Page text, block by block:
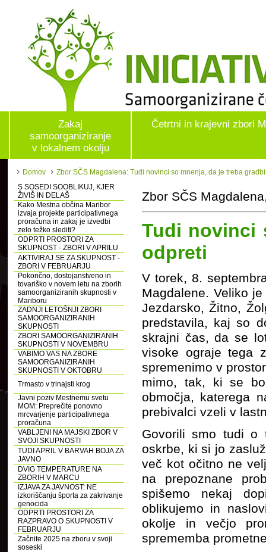
Zakaj
samoorganiziranje
v lokalnem okolju
Četrtni in krajevni zbori
Domov
Zbor SČS Magdalena: Tudi novinci so mnenja, da je treba
S SOSEDI SOOBLIKUJ, KJER
ŽIVIŠ IN DELAŠ
Kako Mestna občina Maribor
izvaja projekte participativnega
proračuna in zakaj je izvedbi
zelo težko slediti?
ODPRTI PROSTORI ZA
SKUPNOST - ZBORI V APRILU
AKTIVIRAJ SE ZA SKUPNOST -
ZBORI V FEBRUARJU
Pokončno, dostojanstveno in
tovariško v novem letu na zborih
samoorganiziranih skupnosti v
Mariboru
ZADNJI LETOŠNJI ZBORI
SAMOORGANIZIRANIH
SKUPNOSTI
ZBORI SAMOORGANIZIRANIH
SKUPNOSTI V NOVEMBRU
VABIMO VAS NA ZBORE
SAMOORGANIZIRANIH
SKUPNOSTI V OKTOBRU
Trmasto v trinajsti krog
Javni poziv Mestnemu svetu
MOM: Preprečite ponovno
mrcvarjenje participativnega
proračuna
VABLJENI NA MAJSKI ZBOR V
SVOJI SKUPNOSTI
TUDI APRIL V BARVAH BOJA ZA
JAVNO
DVIG TEMPERATURE NA
ZBORIH V MARCU
IZJAVA ZA JAVNOST: NE
izkoriščanju športa za zakrivanje
genocida
ODPRTI PROSTORI ZA
RAZPRAVO O SKUPNOSTI V
FEBRUARJU
Začnite 2025 na zboru v svoji
soseski
Zbor SČS
Tudi novinci
odpreti
V torek, 8.
Magdalene. Veliko
Jezdarsko, Žitno,
predstavila, kaj so
skrajni čas, da se
visoke ograje tega
spremenimo v
mimo, tak, ki se
območja, katerega
prebivalci vzeli v
Govorili smo tudi o
oskrbe, ki si jo
več kot očitno ne
na prepoznane
spišemo nekaj
oblikujemo in
okolje in večjo
sprememba